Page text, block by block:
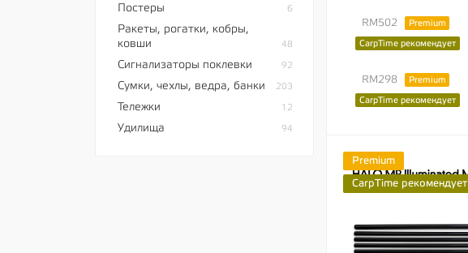
Постеры 6
Ракеты, рогатки, кобры,
ковши
48
Сигнализаторы поклевки 92
Сумки, чехлы, ведра, банки 203
Тележки 12
Удилища 94
RM502
Premium
CarpTime рекомендует
RM298
Premium
CarpTime рекомендует
Premium
CarpTime рекомендует